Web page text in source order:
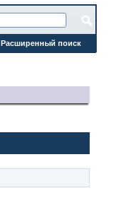
Расширенный поиск